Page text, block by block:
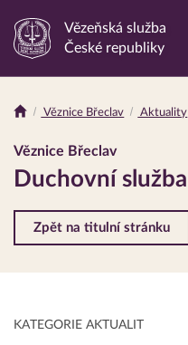
Odkaz
stránku
Vězeňská služba
České republiky
Drobečková
navigace
Věznice Břeclav Aktuality
Věznice Břeclav
Duchovní služba
Zpět na titulní stránku
KATEGORIE AKTUALIT